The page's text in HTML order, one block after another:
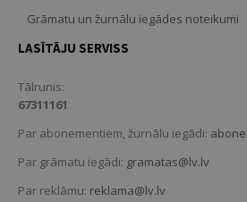
Grāmatu un žurnālu iegādes noteikumi
LASĪTĀJU SERVISS
Tālrunis:
67311161
Par abonementiem, žurnālu iegādi:
Par grāmatu iegādi: gramatas@lv.lv
Par reklāmu: reklama@lv.lv